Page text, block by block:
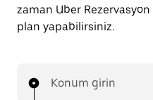
zaman Uber
plan yapabilirsiniz.
Konum girin